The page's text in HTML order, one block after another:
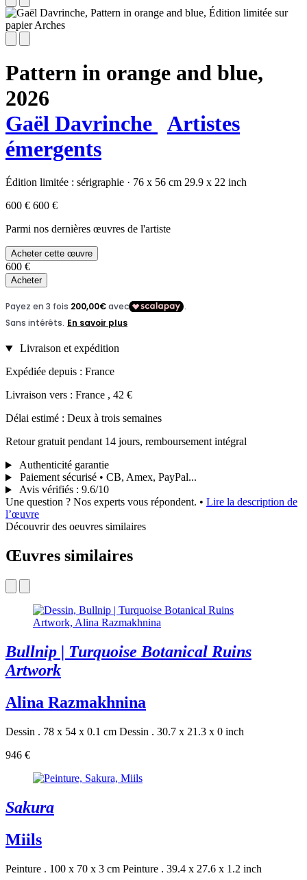
Pattern in orange and blue,
2026
Gaël Davrinche
Artistes
émergents
Édition limitée : sérigraphie · 76 x 56 cm 29.9 x 22 inch
600 € 600 €
Parmi nos dernières œuvres de l'artiste
Acheter cette œuvre
600 €
Acheter
Livraison et expédition
Expédiée depuis : France
Livraison vers : France , 42 €
Délai estimé : Deux à trois semaines
Retour gratuit pendant 14 jours, remboursement intégral
Authenticité garantie
Paiement sécurisé • CB, Amex, PayPal...
Avis vérifiés : 9.6/10
Une question ? Nos experts vous répondent. • Lire la description de
l’œuvre
Découvrir des oeuvres similaires
Œuvres similaires
Bullnip | Turquoise Botanical Ruins
Artwork
Alina Razmakhnina
Dessin . 78 x 54 x 0.1 cm Dessin . 30.7 x 21.3 x 0 inch
946 €
Sakura
Miils
Peinture . 100 x 70 x 3 cm Peinture . 39.4 x 27.6 x 1.2 inch